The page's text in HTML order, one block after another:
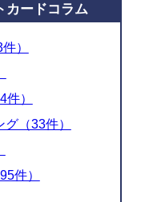
カードコラム
）
）
（33件）
件）